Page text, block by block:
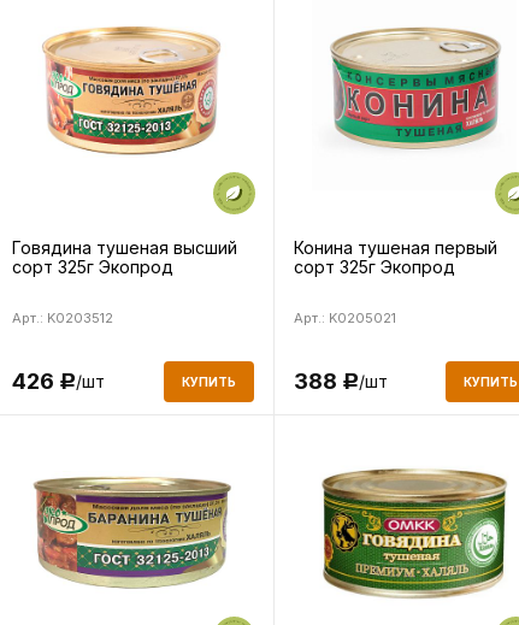
Говядина тушеная высший
сорт 325г Экопрод
Арт.: K0203512
426 Р/шт КУПИТЬ
Конина тушеная первый
сорт 325г Экопрод
Арт.: K0205021
388 Р/шт КУПИТЬ